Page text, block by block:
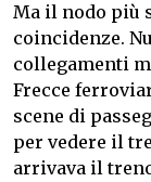
Ma il nodo più
coincidenze.
collegamenti
Frecce
scene di
per vedere il
arrivava il